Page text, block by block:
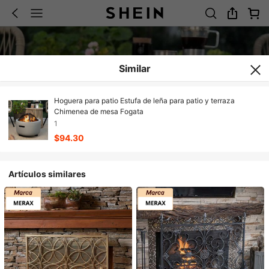
Similar
Hoguera para patio Estufa de leña para patio y terraza
Chimenea de mesa Fogata
1
$94.30
Artículos similares